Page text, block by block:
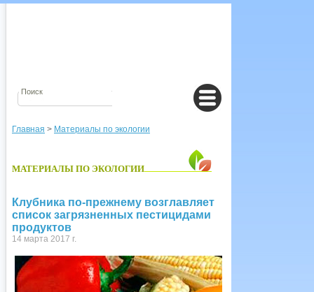
Главная > Материалы по экологии
МАТЕРИАЛЫ ПО ЭКОЛОГИИ
Клубника по-прежнему возглавляет
список загрязненных пестицидами
продуктов
14 марта 2017 г.